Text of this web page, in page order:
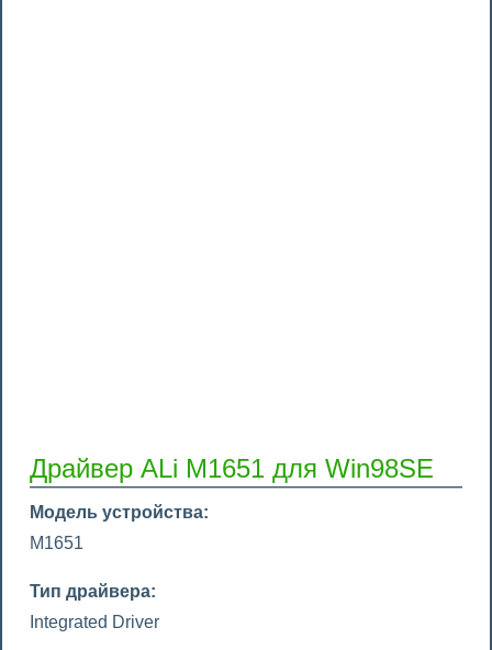
Драйвер ALi M1651 для Win98SE
Модель устройства:
M1651
Тип драйвера:
Integrated Driver